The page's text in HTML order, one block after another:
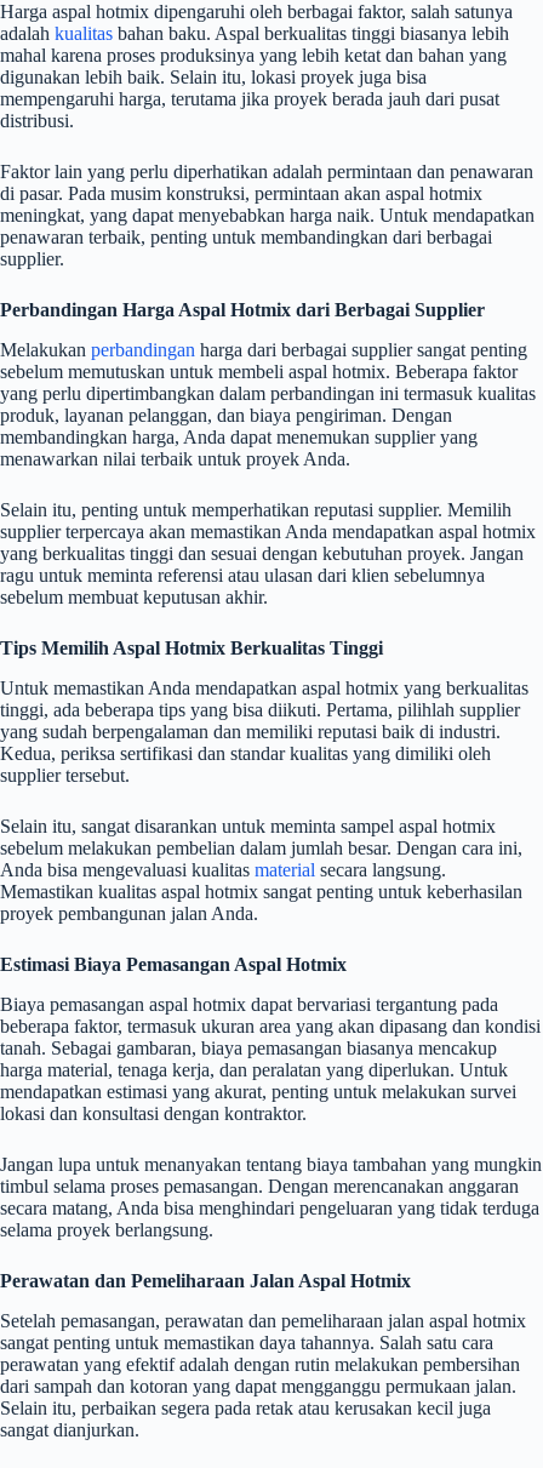
Harga aspal hotmix dipengaruhi oleh berbagai faktor, salah satunya
adalah kualitas bahan baku. Aspal berkualitas tinggi biasanya lebih
mahal karena proses produksinya yang lebih ketat dan bahan yang
digunakan lebih baik. Selain itu, lokasi proyek juga bisa
mempengaruhi harga, terutama jika proyek berada jauh dari pusat
distribusi.
Faktor lain yang perlu diperhatikan adalah permintaan dan penawaran
di pasar. Pada musim konstruksi, permintaan akan aspal hotmix
meningkat, yang dapat menyebabkan harga naik. Untuk mendapatkan
penawaran terbaik, penting untuk membandingkan dari berbagai
supplier.
Perbandingan Harga Aspal Hotmix dari Berbagai Supplier
Melakukan perbandingan harga dari berbagai supplier sangat penting
sebelum memutuskan untuk membeli aspal hotmix. Beberapa faktor
yang perlu dipertimbangkan dalam perbandingan ini termasuk kualitas
produk, layanan pelanggan, dan biaya pengiriman. Dengan
membandingkan harga, Anda dapat menemukan supplier yang
menawarkan nilai terbaik untuk proyek Anda.
Selain itu, penting untuk memperhatikan reputasi supplier. Memilih
supplier terpercaya akan memastikan Anda mendapatkan aspal hotmix
yang berkualitas tinggi dan sesuai dengan kebutuhan proyek. Jangan
ragu untuk meminta referensi atau ulasan dari klien sebelumnya
sebelum membuat keputusan akhir.
Tips Memilih Aspal Hotmix Berkualitas Tinggi
Untuk memastikan Anda mendapatkan aspal hotmix yang berkualitas
tinggi, ada beberapa tips yang bisa diikuti. Pertama, pilihlah supplier
yang sudah berpengalaman dan memiliki reputasi baik di industri.
Kedua, periksa sertifikasi dan standar kualitas yang dimiliki oleh
supplier tersebut.
Selain itu, sangat disarankan untuk meminta sampel aspal hotmix
sebelum melakukan pembelian dalam jumlah besar. Dengan cara ini,
Anda bisa mengevaluasi kualitas material secara langsung.
Memastikan kualitas aspal hotmix sangat penting untuk keberhasilan
proyek pembangunan jalan Anda.
Estimasi Biaya Pemasangan Aspal Hotmix
Biaya pemasangan aspal hotmix dapat bervariasi tergantung pada
beberapa faktor, termasuk ukuran area yang akan dipasang dan kondisi
tanah. Sebagai gambaran, biaya pemasangan biasanya mencakup
harga material, tenaga kerja, dan peralatan yang diperlukan. Untuk
mendapatkan estimasi yang akurat, penting untuk melakukan survei
lokasi dan konsultasi dengan kontraktor.
Jangan lupa untuk menanyakan tentang biaya tambahan yang mungkin
timbul selama proses pemasangan. Dengan merencanakan anggaran
secara matang, Anda bisa menghindari pengeluaran yang tidak terduga
selama proyek berlangsung.
Perawatan dan Pemeliharaan Jalan Aspal Hotmix
Setelah pemasangan, perawatan dan pemeliharaan jalan aspal hotmix
sangat penting untuk memastikan daya tahannya. Salah satu cara
perawatan yang efektif adalah dengan rutin melakukan pembersihan
dari sampah dan kotoran yang dapat mengganggu permukaan jalan.
Selain itu, perbaikan segera pada retak atau kerusakan kecil juga
sangat dianjurkan.